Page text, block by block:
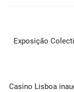
Exposição
Casino Lisboa